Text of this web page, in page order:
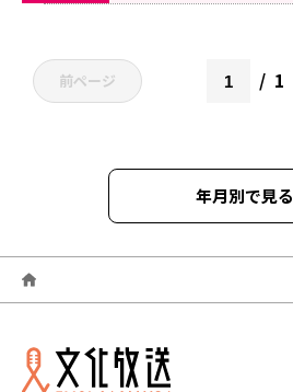
前ページ 1
年月別で見る
2026年06月
2026年05月
2026年04月